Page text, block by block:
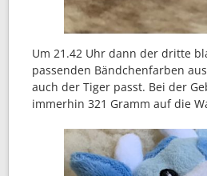
Um 21.42 Uhr dann der dritte
passenden Bändchenfarben
auch der Tiger passt. Bei der
immerhin 321 Gramm auf die